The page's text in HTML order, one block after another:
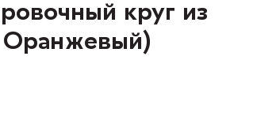
круг из
Оранжевый)